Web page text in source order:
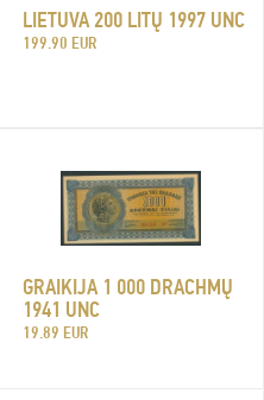
LIETUVA 200 LITŲ 1997 UNC
199.90 EUR
GRAIKIJA 1 000 DRACHMŲ
1941 UNC
19.89 EUR